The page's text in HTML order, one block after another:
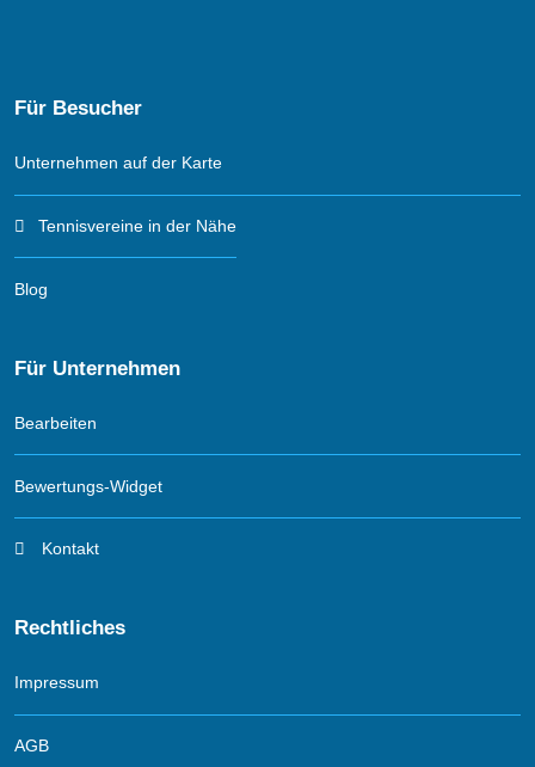
Für Besucher
Unternehmen auf der Karte
Tennisvereine in der Nähe
Blog
Für Unternehmen
Bearbeiten
Bewertungs-Widget
Kontakt
Rechtliches
Impressum
AGB